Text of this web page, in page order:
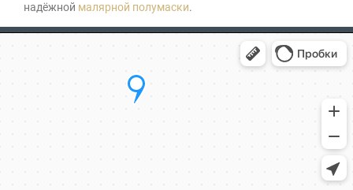
надёжной малярной полумаски.